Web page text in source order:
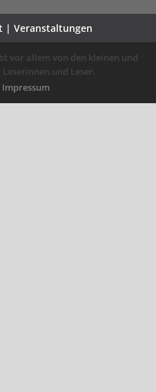
| Veranstaltungen
vor allem von den kleinen und
und Leser.
Impressum